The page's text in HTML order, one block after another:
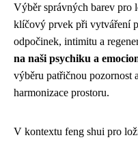
Výběr správných barev pro
klíčový prvek při vytváření
odpočinek, intimitu a
na naši psychiku a
výběru patřičnou pozornost
harmonizace prostoru.
V kontextu feng shui pro